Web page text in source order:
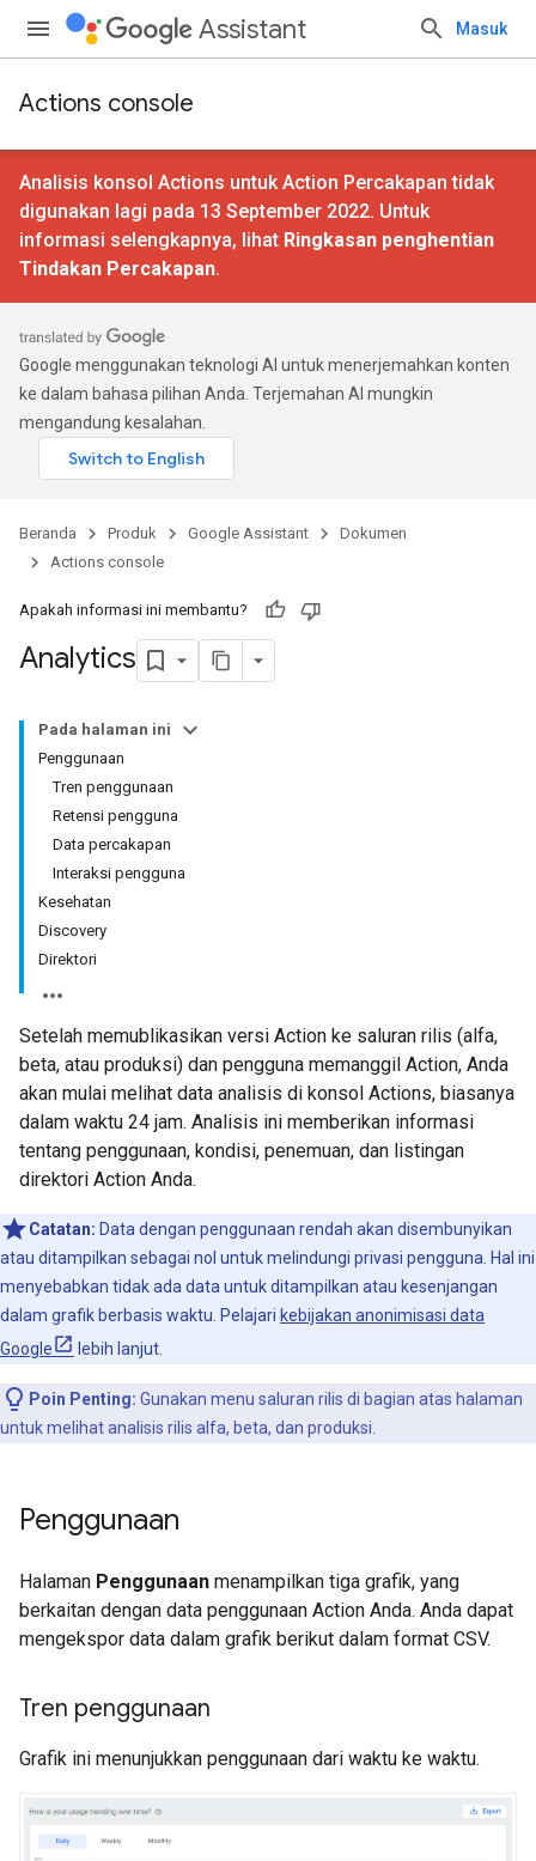
Assistant Masuk
Actions console
Analisis konsol Actions untuk Action Percakapan tidak
digunakan lagi pada 13 September 2022. Untuk
informasi selengkapnya, lihat Ringkasan penghentian
Tindakan Percakapan.
Google menggunakan teknologi AI untuk menerjemahkan konten
ke dalam bahasa pilihan Anda. Terjemahan AI mungkin
mengandung kesalahan.
Beranda Produk Google Assistant
Dokumen
Actions console
Apakah informasi ini membantu?
Analytics
Pada halaman ini
Penggunaan
Tren penggunaan
Retensi pengguna
Data percakapan
Interaksi pengguna
Kesehatan
Discovery
Direktori
Setelah memublikasikan versi Action ke saluran rilis (alfa,
beta, atau produksi) dan pengguna memanggil Action, Anda
akan mulai melihat data analisis di konsol Actions, biasanya
dalam waktu 24 jam. Analisis ini memberikan informasi
tentang penggunaan, kondisi, penemuan, dan listingan
direktori Action Anda.
Catatan: Data dengan penggunaan rendah akan disembunyikan
atau ditampilkan sebagai nol untuk melindungi privasi pengguna. Hal ini
menyebabkan tidak ada data untuk ditampilkan atau kesenjangan
dalam grafik berbasis waktu. Pelajari kebijakan anonimisasi data
Google
lebih lanjut.
Poin Penting: Gunakan menu saluran rilis di bagian atas halaman
untuk melihat analisis rilis alfa, beta, dan produksi.
Penggunaan
Halaman Penggunaan menampilkan tiga grafik, yang
berkaitan dengan data penggunaan Action Anda. Anda dapat
mengekspor data dalam grafik berikut dalam format CSV.
Tren penggunaan
Grafik ini menunjukkan penggunaan dari waktu ke waktu.